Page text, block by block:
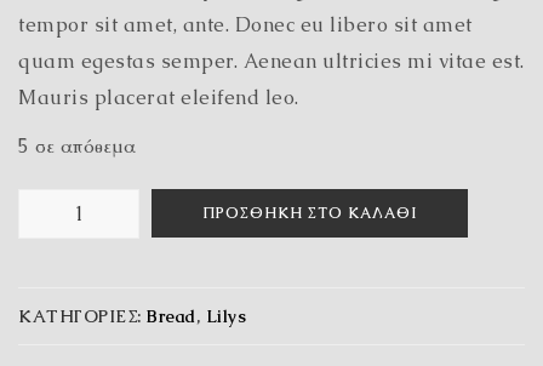
18,00 €.
tempor sit amet, ante. Donec eu libero sit amet
quam egestas semper. Aenean ultricies mi vitae est.
Mauris placerat eleifend leo.
5 σε απόθεμα
ΠΡΟΣΘΉΚΗ ΣΤΟ ΚΑΛΆΘΙ
ΚΑΤΗΓΟΡΊΕΣ: Bread, Lilys